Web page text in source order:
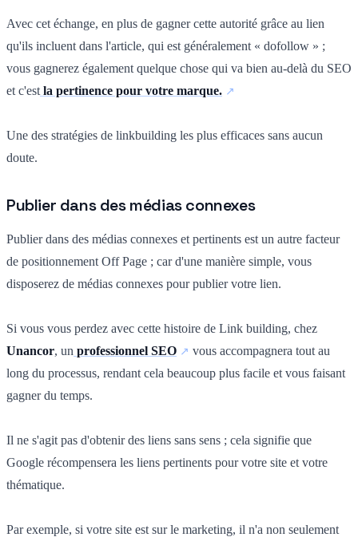
Avec cet échange, en plus de gagner cette autorité grâce au lien
qu'ils incluent dans l'article, qui est généralement « dofollow » ;
vous gagnerez également quelque chose qui va bien au-delà du SEO
et c'est la pertinence pour votre marque.
Une des stratégies de linkbuilding les plus efficaces sans aucun
doute.
Publier dans des médias connexes
Publier dans des médias connexes et pertinents est un autre facteur
de positionnement Off Page ; car d'une manière simple, vous
disposerez de médias connexes pour publier votre lien.
Si vous vous perdez avec cette histoire de Link building, chez
Unancor, un professionnel SEO
vous accompagnera tout au
long du processus, rendant cela beaucoup plus facile et vous faisant
gagner du temps.
Il ne s'agit pas d'obtenir des liens sans sens ; cela signifie que
Google récompensera les liens pertinents pour votre site et votre
thématique.
Par exemple, si votre site est sur le marketing, il n'a non seulement